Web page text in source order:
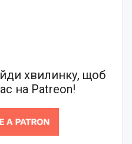
хвилинку, щоб
на Patreon!